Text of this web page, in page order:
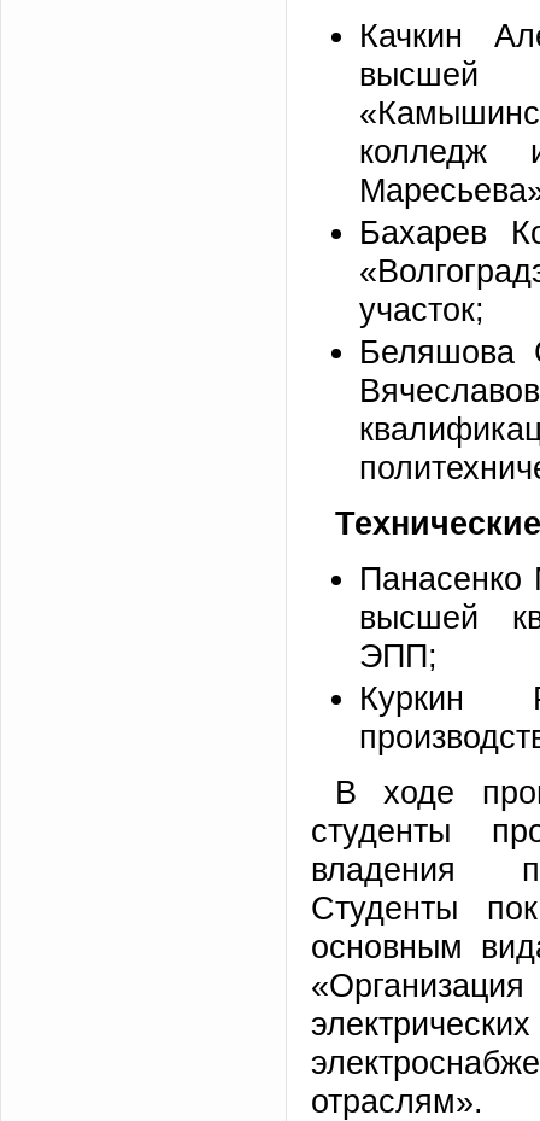
Качкин
высшей
колледж
Бахарев
участок;
Беляшова
Панасенко
высшей
ЭПП;
Куркин
В ходе
студенты
владения
Студенты
основным
отраслям».